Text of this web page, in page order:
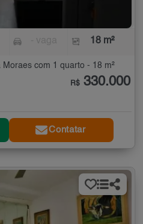
18 m²
com 1 quarto - 18 m²
R$ 330.000
Contatar